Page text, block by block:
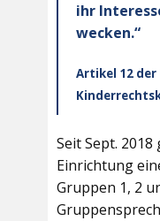
ihr
wecken.“
Artikel 12 der
Seit Sept.
Einrichtung
Gruppen 1, 2